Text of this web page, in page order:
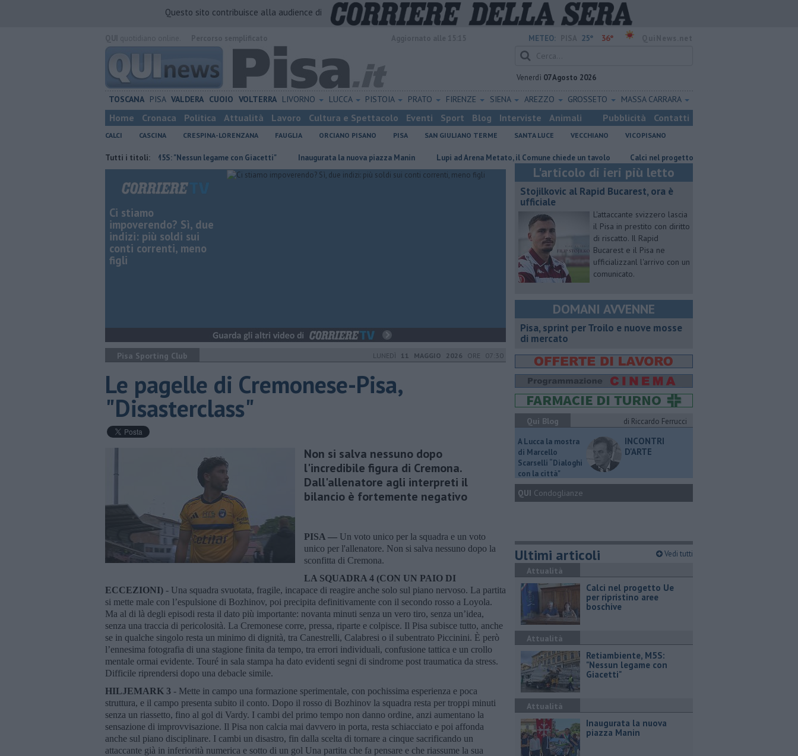
Questo sito contribuisce alla audience di
METEO: 25° 36°
Venerdì 07 Agosto 2026
TOSCANA PISA VALDERA CUOIO VOLTERRA LIVORNO LUCCA PISTOIA PRATO FIRENZE SIENA AREZZO GROSSETO MASSA CARRARA
Home Cronaca Politica Attualità Lavoro Cultura e Spettacolo Eventi Sport Blog Interviste Animali Pubblicità Contatti
CALCI CASCINA CRESPINA-LORENZANA FAUGLIA ORCIANO PISANO PISA SAN GIULIANO TERME SANTA LUCE VECCHIANO VICOPISANO
Tutti i titoli:
Retiambiente, M5S: "Nessun legame con Giacetti" Inaugurata la nuova piazza Manin Lupi ad Arena Metato, il Comune chiede un tavolo Calci nel progetto Ue per ripristino aree boschive
Ci stiamo
impoverendo? Sì, due
indizi: più soldi sui
conti correnti, meno
figli
Pisa Sporting Club LUNEDÌ 11 MAGGIO 2026 ORE 07:30
Le pagelle di Cremonese-Pisa,
"Disasterclass"
Non si salva nessuno dopo
l'incredibile figura di Cremona.
Dall'allenatore agli interpreti il
bilancio è fortemente negativo
PISA — Un voto unico per la squadra e un voto
unico per l'allenatore. Non si salva nessuno dopo la
sconfitta di Cremona.
LA SQUADRA 4 (CON UN PAIO DI
ECCEZIONI) - Una squadra svuotata, fragile, incapace di reagire anche solo sul piano nervoso. La partita
si mette male con l’espulsione di Bozhinov, poi precipita definitivamente con il secondo rosso a Loyola.
Ma al di là degli episodi resta il dato più importante: novanta minuti senza un vero tiro, senza un’idea,
senza una traccia di pericolosità. La Cremonese corre, pressa, riparte e colpisce. Il Pisa subisce tutto, anche
se in qualche singolo resta un minimo di dignità, tra Canestrelli, Calabresi o il subentrato Piccinini. È però
l’ennesima fotografia di una stagione finita da tempo, tra errori individuali, confusione tattica e un crollo
mentale ormai evidente. Touré in sala stampa ha dato evidenti segni di sindrome post traumatica da stress.
Difficile riprendersi dopo una debacle simile.
HILJEMARK 3 - Mette in campo una formazione sperimentale, con pochissima esperienza e poca
struttura, e il campo presenta subito il conto. Dopo il rosso di Bozhinov la squadra resta per troppi minuti
senza un riassetto, fino al gol di Vardy. I cambi del primo tempo non danno ordine, anzi aumentano la
sensazione di improvvisazione. Il Pisa non calcia mai davvero in porta, resta schiacciato e poi affonda
anche sul piano disciplinare. I cambi un disastro, fin dalla scelta di tornare a cinque sacrificando un
attaccante già in inferiorità numerica e sotto di un gol Una partita che fa pensare e che riassume la sua
L'articolo di ieri più letto
Stojilkovic al Rapid Bucarest, ora è
ufficiale
L'attaccante svizzero lascia
il Pisa in prestito con diritto
di riscatto. Il Rapid
Bucarest e il Pisa ne
ufficializzanl l'arrivo con un
comunicato.
DOMANI AVVENNE
Pisa, sprint per Troilo e nuove mosse
di mercato
Qui Blog
di Riccardo Ferrucci
A Lucca la mostra
di Marcello
Scarselli “Dialoghi
con la città"
INCONTRI
D'ARTE
QUI Condoglianze
Ultimi articoli Vedi tutti
Attualità
Calci nel progetto Ue
per ripristino aree
boschive
Attualità
Retiambiente, M5S:
"Nessun legame con
Giacetti"
Attualità
Inaugurata la nuova
piazza Manin